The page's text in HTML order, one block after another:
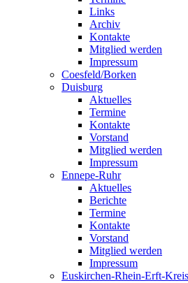
Links
Archiv
Kontakte
Mitglied werden
Impressum
Coesfeld/Borken
Duisburg
Aktuelles
Termine
Kontakte
Vorstand
Mitglied werden
Impressum
Ennepe-Ruhr
Aktuelles
Berichte
Termine
Kontakte
Vorstand
Mitglied werden
Impressum
Euskirchen-Rhein-Erft-Kreis